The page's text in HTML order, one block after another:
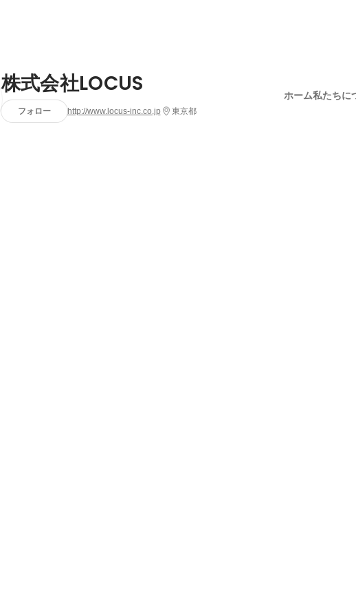
株式会社LOCUS
フォロー http://www.locus-inc.co.jp 東京都
ホーム私たちに